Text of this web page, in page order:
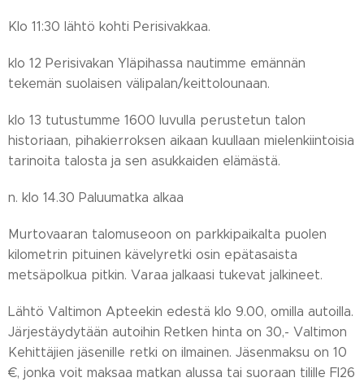
Klo 11:30 lähtö kohti Perisivakkaa.
klo 12 Perisivakan Yläpihassa nautimme emännän
tekemän suolaisen välipalan/keittolounaan.
klo 13 tutustumme 1600 luvulla perustetun talon
historiaan, pihakierroksen aikaan kuullaan mielenkiintoisia
tarinoita talosta ja sen asukkaiden elämästä.
n. klo 14.30 Paluumatka alkaa
Murtovaaran talomuseoon on parkkipaikalta puolen
kilometrin pituinen kävelyretki osin epätasaista
metsäpolkua pitkin. Varaa jalkaasi tukevat jalkineet.
Lähtö Valtimon Apteekin edestä klo 9.00, omilla autoilla.
Järjestäydytään autoihin Retken hinta on 30,- Valtimon
Kehittäjien jäsenille retki on ilmainen. Jäsenmaksu on 10
€, jonka voit maksaa matkan alussa tai suoraan tilille FI26